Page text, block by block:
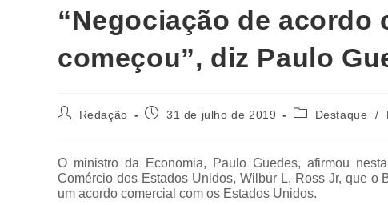
“Negociação de acordo
começou”, diz Paulo
Redação 31 de julho de 2019 Destaque /
O ministro da Economia, Paulo Guedes, afirmou
Comércio dos Estados Unidos, Wilbur L. Ross Jr, que
um acordo comercial com os Estados Unidos.